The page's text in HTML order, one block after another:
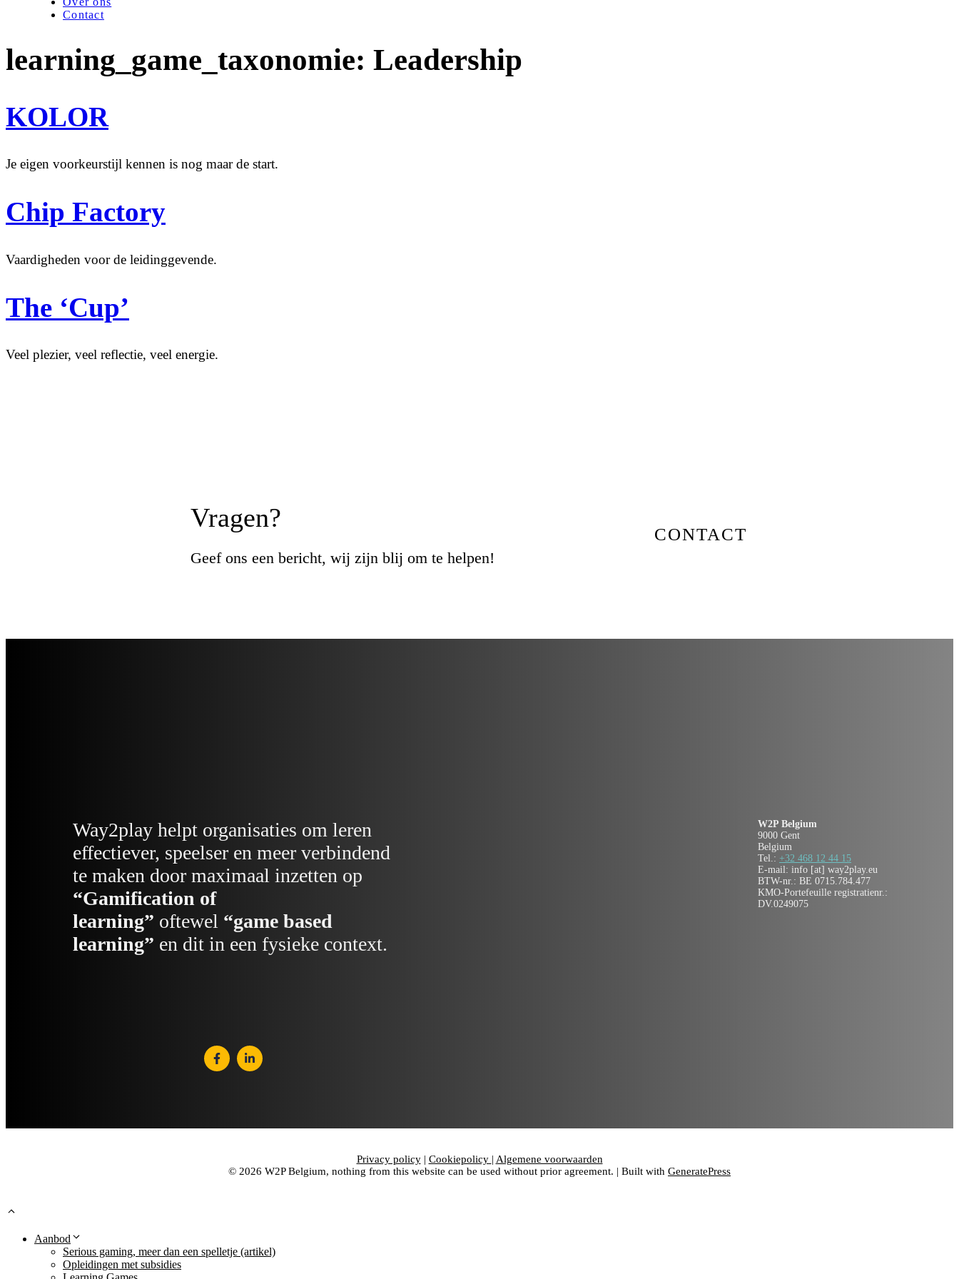
Contact
learning_game_taxonomie: Leadership
KOLOR
Je eigen voorkeurstijl kennen is nog maar de start.
Chip Factory
Vaardigheden voor de leidinggevende.
The ‘Cup’
Veel plezier, veel reflectie, veel energie.
Vragen?
Geef ons een bericht, wij zijn blij om te helpen!
CONTACT
Way2play helpt organisaties om leren
effectiever, speelser en meer verbindend
te maken door maximaal inzetten op
“Gamification of
learning” oftewel “game based
learning” en dit in een fysieke context.
W2P Belgium
9000 Gent
Belgium
Tel.: +32 468 12 44 15
E-mail: info [at] way2play.eu
BTW-nr.: BE 0715.784.477
KMO-Portefeuille registratienr.:
DV.0249075
Privacy policy| Cookiepolicy | Algemene voorwaarden
© 2026 W2P Belgium, nothing from this website can be used without prior agreement. | Built with GeneratePress
Aanbod
Serious gaming, meer dan een spelletje (artikel)
Opleidingen met subsidies